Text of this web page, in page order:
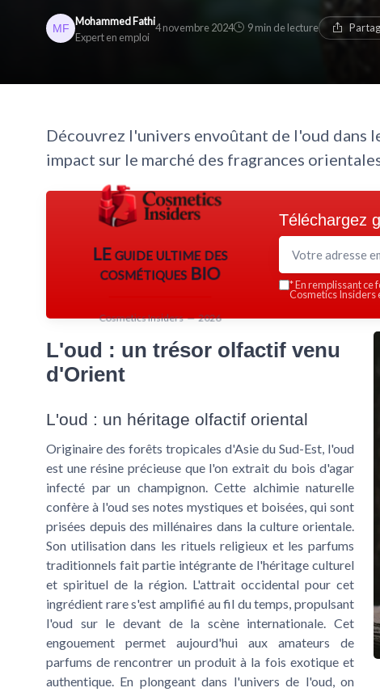
Mohammed Fathi
Expert en emploi
4 novembre 2024 9 min de lecture
Découvrez l'univers envoûtant de l'oud dans
impact sur le marché des fragrances
LE guide ultime des
cosmétiques BIO
Cosmetics Insiders — 2026
Téléchargez
*En remplissant ce
Cosmetics Insiders
L'oud : un trésor olfactif venu
d'Orient
L'oud : un héritage olfactif oriental
Originaire des forêts tropicales d'Asie du Sud-Est, l'oud
est une résine précieuse que l'on extrait du bois d'agar
infecté par un champignon. Cette alchimie naturelle
confère à l'oud ses notes mystiques et boisées, qui sont
prisées depuis des millénaires dans la culture orientale.
Son utilisation dans les rituels religieux et les parfums
traditionnels fait partie intégrante de l'héritage culturel
et spirituel de la région. L'attrait occidental pour cet
ingrédient rare s'est amplifié au fil du temps, propulsant
l'oud sur le devant de la scène internationale. Cet
engouement permet aujourd'hui aux amateurs de
parfums de rencontrer un produit à la fois exotique et
authentique. En plongeant dans l'univers de l'oud, on